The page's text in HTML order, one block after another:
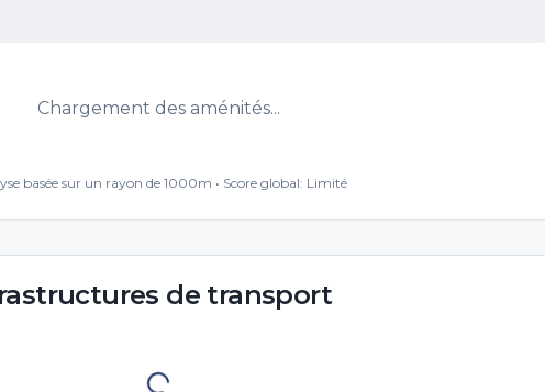
Chargement des aménités...
basée sur un rayon de 1000m • Score global: Limité
de transport